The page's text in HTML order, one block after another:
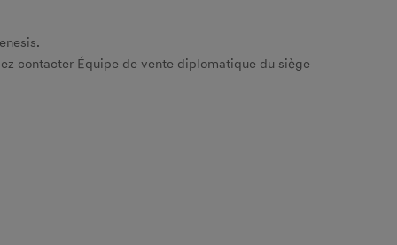
contacter Équipe de vente diplomatique du siège